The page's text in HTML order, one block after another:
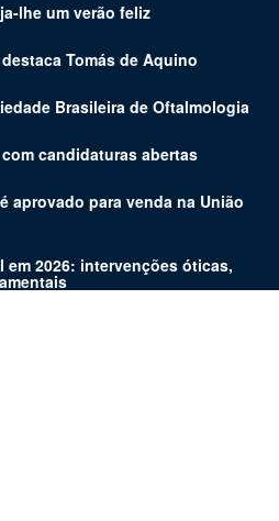
lhe um verão feliz
Tomás de Aquino
Brasileira de Oftalmologia
candidaturas abertas
aprovado para venda na União
2026: intervenções óticas,